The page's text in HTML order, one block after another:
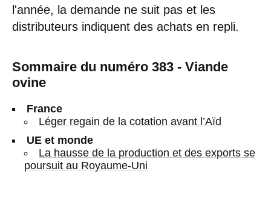
l'année, la demande ne suit pas et les
distributeurs indiquent des achats en repli.
Sommaire du numéro 383 - Viande
ovine
France
Léger regain de la cotation avant l’Aïd
UE et monde
La hausse de la production et des exports se
poursuit au Royaume-Uni